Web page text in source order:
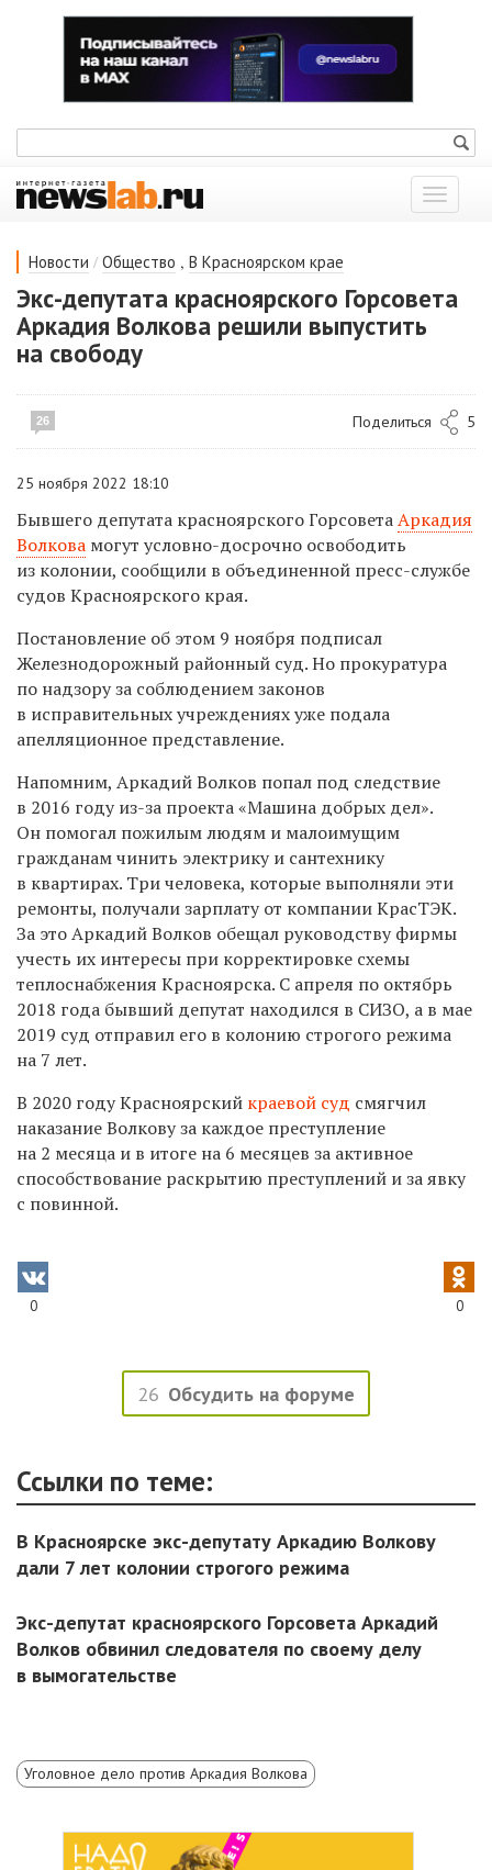
Показать
меню
Новости / Общество , В Красноярском крае
Экс-депутата красноярского Горсовета
Аркадия Волкова решили выпустить
на свободу
26 Поделиться 5
25 ноября 2022 18:10
Бывшего депутата красноярского ГорсоветаАркадия
Волкова могут условно-досрочно освободить
из колонии, сообщили в объединенной пресс-службе
судов Красноярского края.
Постановление об этом 9 ноября подписал
Железнодорожный районный суд. Но прокуратура
по надзору за соблюдением законов
в исправительных учреждениях уже подала
апелляционное представление.
Напомним, Аркадий Волков попал под следствие
в 2016 году из-за проекта «Машина добрых дел».
Он помогал пожилым людям и малоимущим
гражданам чинить электрику и сантехнику
в квартирах. Три человека, которые выполняли эти
ремонты, получали зарплату от компании КрасТЭК.
За это Аркадий Волков обещал руководству фирмы
учесть их интересы при корректировке схемы
теплоснабжения Красноярска. С апреля по октябрь
2018 года бывший депутат находился в СИЗО, а в мае
2019 суд отправил его в колонию строгого режима
на 7 лет.
В 2020 году Красноярский краевой суд смягчил
наказание Волкову за каждое преступление
на 2 месяца и в итоге на 6 месяцев за активное
способствование раскрытию преступлений и за явку
с повинной.
0 0
26 Обсудить на форуме
Ссылки по теме:
В Красноярске экс-депутату Аркадию Волкову
дали 7 лет колонии строгого режима
Экс-депутат красноярского Горсовета Аркадий
Волков обвинил следователя по своему делу
в вымогательстве
Уголовное дело против Аркадия Волкова